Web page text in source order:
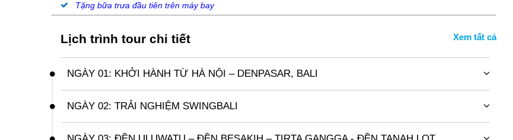
Tặng bữa trưa đầu tiên trên máy bay
Lịch trình tour chi tiết
NGÀY 01: KHỞI HÀNH TỪ HÀ NỘI – DENPASAR, BALI
06h30: Xe và HDV đón quý khách tại điểm hẹn trung tâm thành phố, khởi hành ra sân bay quốc tế Nội Bài đáp
chuyến bay lúc 10h00 đi Bali. Qúy khách ăn nhẹ trên máy bay.
16h25: Đoàn hạ cánh tại sân bay quốc tế Denpasar, Indonesia. Đoàn làm thủ tục nhập cảnh, Xe và hdv địa
phương đưa quý khách đi ăn tối tại nhà hàng, sau đó về khách sạn, nhận phòng nghỉ ngơi. Nghỉ đêm tại khách
NGÀY 02: TRẢI NGHIỆM SWINGBALI
Sáng:Sau bữa sáng tại khách sạn, đoàn khởi hành đi thăm quan đảo: